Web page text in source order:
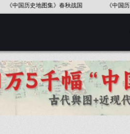
辽、北宋 《中国历史地图集》东汉